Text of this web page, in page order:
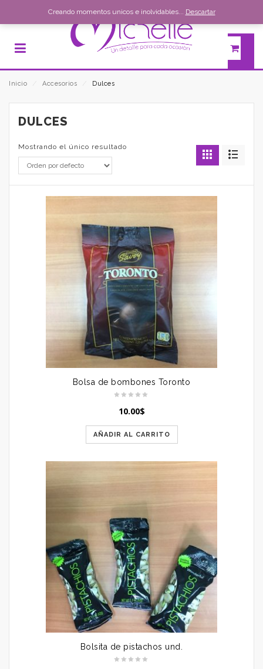
Inicio Accesorios Dulces
DULCES
Mostrando el único resultado
Bolsa de bombones Toronto
10.00$
AÑADIR AL CARRITO
Bolsita de pistachos und.
Creando momentos unicos e inolvidables... Descartar